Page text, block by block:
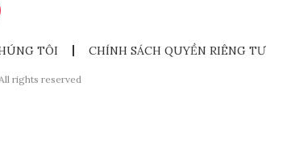
TÔI CHÍNH SÁCH QUYỀN RIÊNG TƯ
rights reserved